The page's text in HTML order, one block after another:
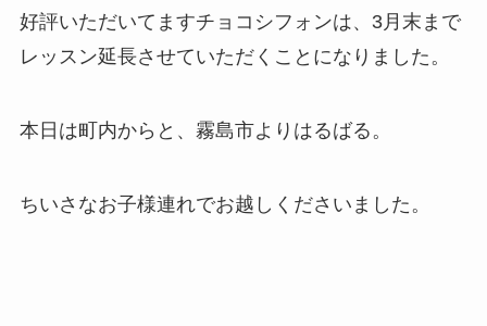
好評いただいてますチョコシフォンは、3月末まで
レッスン延長させていただくことになりました。
本日は町内からと、霧島市よりはるばる。
ちいさなお子様連れでお越しくださいました。